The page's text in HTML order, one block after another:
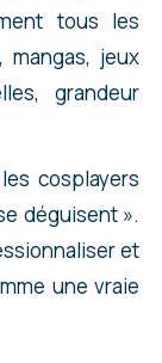
tous les
jeux
grandeur
cosplayers
déguisent ».
et
une vraie